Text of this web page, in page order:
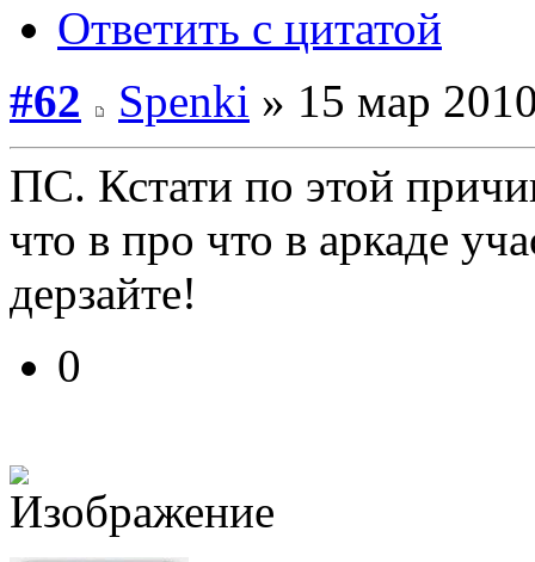
Ответить с цитатой
#62
Spenki » 15 мар
ПС. Кстати по этой
что в про что в аркаде
дерзайте!
0